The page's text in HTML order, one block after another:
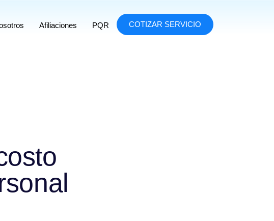
Afiliaciones PQR COTIZAR SERVICIO